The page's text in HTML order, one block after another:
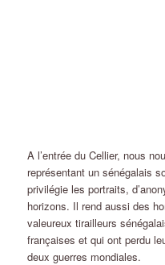
A l’entrée du Cellier, nous
représentant un sénégalais
privilégie les portraits,
horizons. Il rend aussi des
valeureux tirailleurs
françaises et qui ont perdu
deux guerres mondiales.